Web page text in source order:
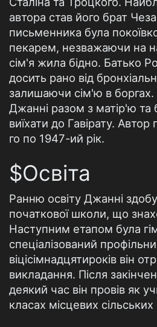
автора став його брат
письменника була
пекарем, незважаючи на
сім'я жила бідно. Батько
досить рано від
залишаючи сім'ю в боргах.
Джанні разом з матір'ю
виїхати до Гавірату.
го по 1947-ий рік.
$Освіта
Ранню освіту Джанні
початкової школи, що
Наступним етапом була
спеціалізований
віцісімнадцятироків він
викладання. Після
деякий час він провів як
класах місцевих